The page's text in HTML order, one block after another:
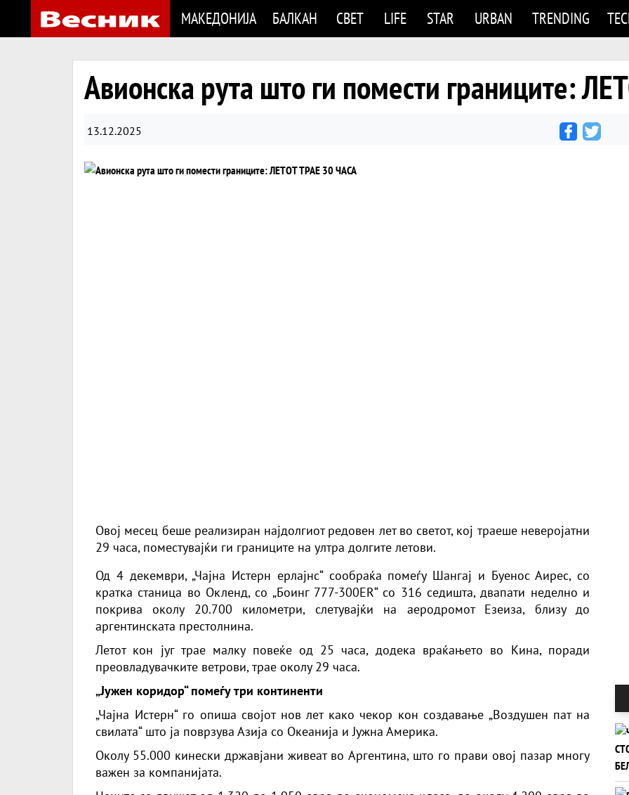
МАКЕДОНИЈА БАЛКАН СВЕТ LIFE STAR URBAN TRENDING
Авионска рута што ги помести границите:
13.12.2025
Овој месец беше реализиран најдолгиот редовен лет во светот, кој траеше неверојатни
29 часа, поместувајќи ги границите на ултра долгите летови.
Од 4 декември, „Чајна Истерн ерлајнс“ сообраќа помеѓу Шангај и Буенос Аирес, со
кратка станица во Окленд, со „Боинг 777-300ER“ со 316 седишта, двапати неделно и
покрива околу 20.700 километри, слетувајќи на аеродромот Езеиза, близу до
аргентинската престолнина.
Летот кон југ трае малку повеќе од 25 часа, додека враќањето во Кина, поради
преовладувачките ветрови, трае околу 29 часа.
„Јужен коридор“ помеѓу три континенти
„Чајна Истерн“ го опиша својот нов лет како чекор кон создавање „Воздушен пат на
свилата“ што ја поврзува Азија со Океанија и Јужна Америка.
Околу 55.000 кинески државјани живеат во Аргентина, што го прави овој пазар многу
важен за компанијата.